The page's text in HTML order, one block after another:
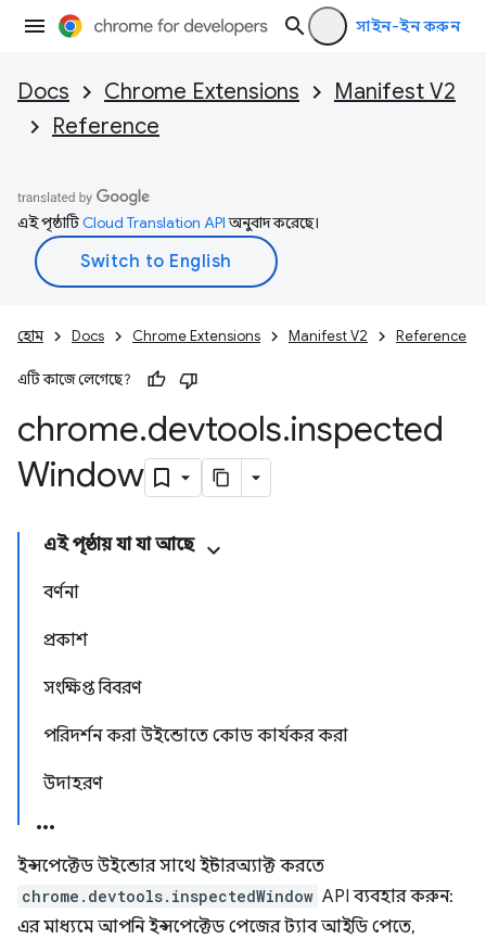
সাইন-ইন করুন
Docs Chrome Extensions
Manifest V2
Reference
এই পৃষ্ঠাটিCloud Translation APIঅনুবাদ করেছে।
হোম Docs Chrome Extensions Manifest V2 Reference
এটি কাজে লেগেছে?
chrome.devtools.inspected
Window
এই পৃষ্ঠায় যা যা আছে
বর্ণনা
প্রকাশ
সংক্ষিপ্ত বিবরণ
পরিদর্শন করা উইন্ডোতে কোড কার্যকর করা
উদাহরণ
ইন্সপেক্টেড উইন্ডোর সাথে ইন্টারঅ্যাক্ট করতে
chrome.devtools.inspectedWindow API ব্যবহার করুন:
এর মাধ্যমে আপনি ইন্সপেক্টেড পেজের ট্যাব আইডি পেতে,